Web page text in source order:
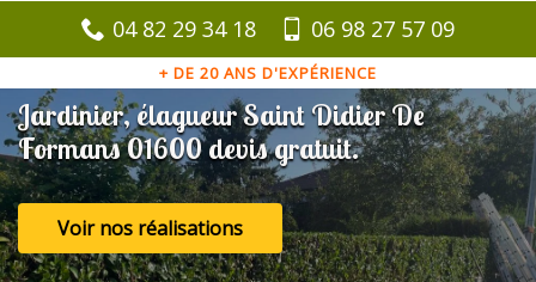
04 82 29 34 18 06 98 27 57 09
+ DE 20 ANS D'EXPÉRIENCE
Jardinier, élagueur Saint Didier De
Formans 01600 devis gratuit.
Voir nos réalisations